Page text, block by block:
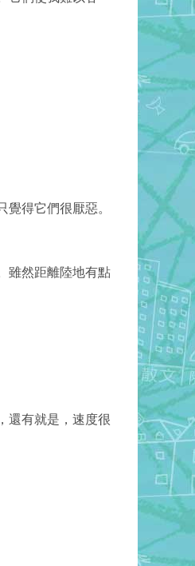
覺得它們很厭惡。
雖然距離陸地有點
還有就是，速度很